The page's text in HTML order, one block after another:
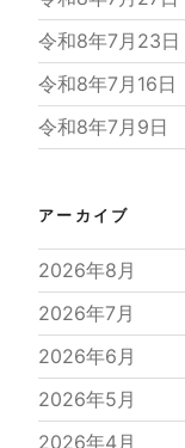
令和8年7月23
令和8年7月16
令和8年7月9日
アーカイブ
2026年8月
2026年7月
2026年6月
2026年5月
2026年4月